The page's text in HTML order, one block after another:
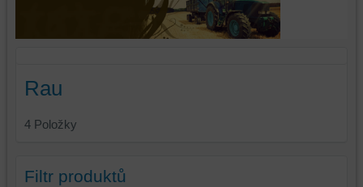
Rau
4 Položky
Filtr produktů